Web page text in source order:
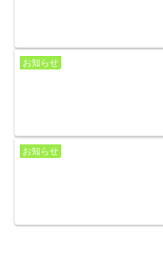
お知らせ
お知らせ